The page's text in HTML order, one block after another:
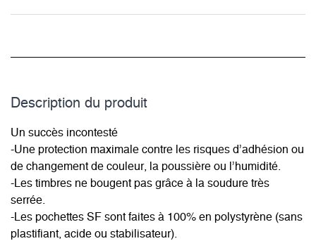
Description du­ produit
Un succès incontesté
-Une protection maximale contre les risques d’adhésion ou
de changement de couleur, la poussière ou l’humidité.
-Les timbres ne bougent pas grâce à la soudure très
serrée.
-Les pochettes SF sont faites à 100% en polystyrène (sans
plastifiant, acide ou stabilisateur).